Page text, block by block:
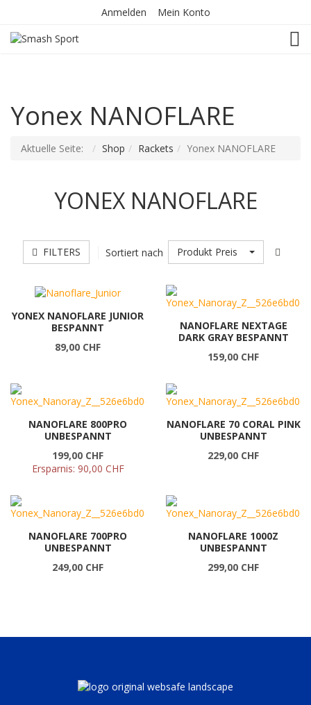
Anmelden
Mein Konto
Yonex NANOFLARE
Aktuelle Seite: Shop Rackets Yonex NANOFLARE
YONEX NANOFLARE
FILTERS Sortiert nach Produkt Preis
YONEX NANOFLARE JUNIOR
BESPANNT
89,00 CHF
NANOFLARE NEXTAGE
DARK GRAY BESPANNT
159,00 CHF
NANOFLARE 800PRO
UNBESPANNT
199,00 CHF
Ersparnis: 90,00 CHF
NANOFLARE 70 CORAL PINK
UNBESPANNT
229,00 CHF
NANOFLARE 700PRO
UNBESPANNT
249,00 CHF
NANOFLARE 1000Z
UNBESPANNT
299,00 CHF